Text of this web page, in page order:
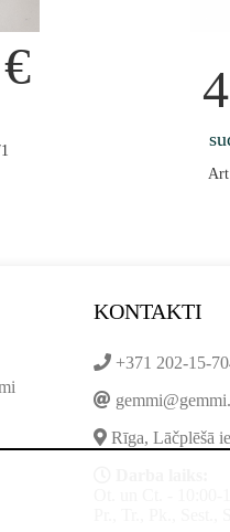
€
KONTAKTI
+371 202-15-
Rīga, Lāčplēšā